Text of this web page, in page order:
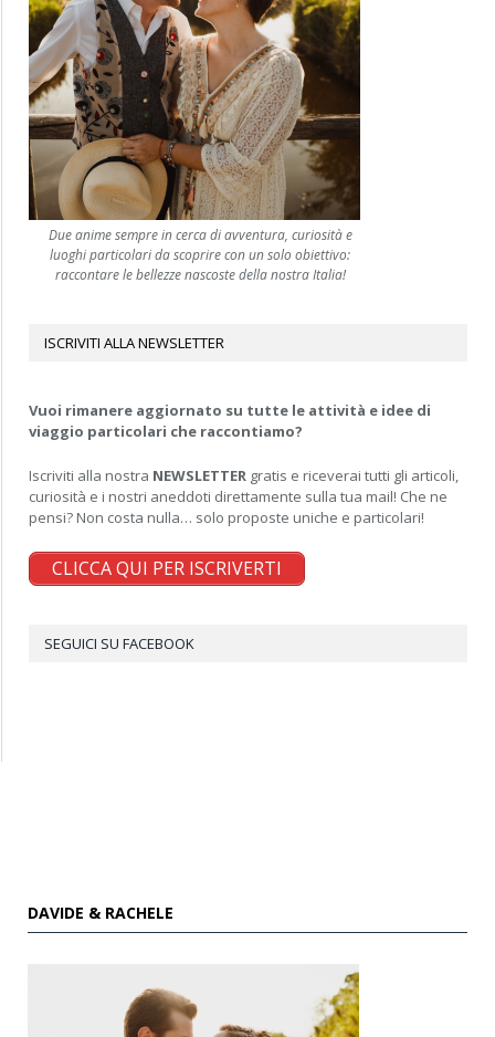
Due anime sempre in cerca di avventura, curiosità e
luoghi particolari da scoprire con un solo obiettivo:
raccontare le bellezze nascoste della nostra Italia!
ISCRIVITI ALLA NEWSLETTER
Vuoi rimanere aggiornato su tutte le attività e idee di
viaggio particolari che raccontiamo?
Iscriviti alla nostra NEWSLETTER gratis e riceverai tutti gli articoli,
curiosità e i nostri aneddoti direttamente sulla tua mail! Che ne
pensi? Non costa nulla… solo proposte uniche e particolari!
CLICCA QUI PER ISCRIVERTI
SEGUICI SU FACEBOOK
DAVIDE & RACHELE